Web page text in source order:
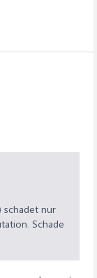
schadet nur
Schade